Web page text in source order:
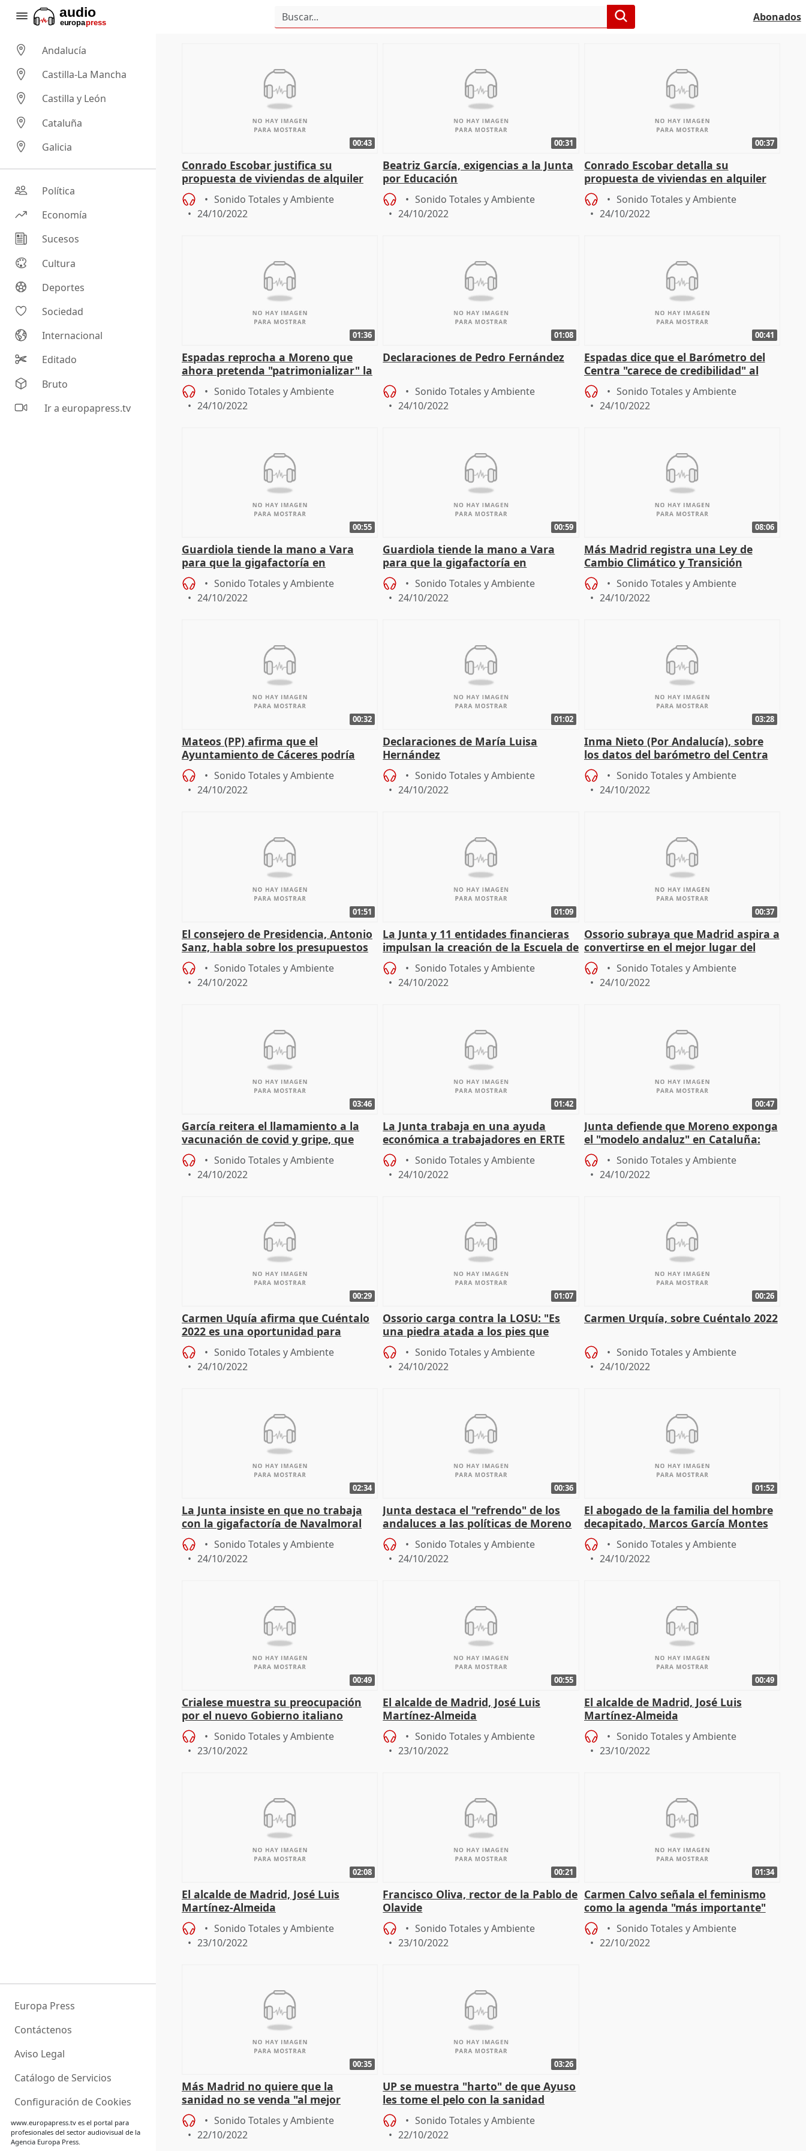
Abonados
Andalucía
Castilla-La Mancha
Castilla y León
Cataluña
Galicia
Política
Economía
Sucesos
Cultura
Deportes
Sociedad
Internacional
Editado
Bruto
Ir a europapress.tv
Europa Press
Contáctenos
Aviso Legal
Catálogo de Servicios
Configuración de Cookies
www.europapress.tves el portal para
profesionales del sector audiovisual de la
Agencia Europa Press.
00:43
Conrado Escobar justifica su
propuesta de viviendas de alquiler
para jóvenes en La Villanueva
Sonido Totales y Ambiente
24/10/2022
00:31
Beatriz García, exigencias a la Junta
por Educación
Sonido Totales y Ambiente
24/10/2022
00:37
Conrado Escobar detalla su
propuesta de viviendas en alquiler
para jóvenes en La Villanueva
Sonido Totales y Ambiente
24/10/2022
01:36
Espadas reprocha a Moreno que
ahora pretenda "patrimonializar" la
autonomía cuando la "derecha" la r
Sonido Totales y Ambiente
24/10/2022
01:08
Declaraciones de Pedro Fernández
Sonido Totales y Ambiente
24/10/2022
00:41
Espadas dice que el Barómetro del
Centra "carece de credibilidad" al
estar "supeditado a estrategia
Sonido Totales y Ambiente
24/10/2022
00:55
Guardiola tiende la mano a Vara
para que la gigafactoría en
Navalmoral de la Mata sea una
"realidad"Sonido Totales y Ambiente
24/10/2022
00:59
Guardiola tiende la mano a Vara
para que la gigafactoría en
Navalmoral de la Mata sea una
"realidad"Sonido Totales y Ambiente
24/10/2022
08:06
Más Madrid registra una Ley de
Cambio Climático y Transición
Ecológica
Sonido Totales y Ambiente
24/10/2022
00:32
Mateos (PP) afirma que el
Ayuntamiento de Cáceres podría
perder 7,8 millones de fondos
europeosSonido Totales y Ambiente
24/10/2022
01:02
Declaraciones de María Luisa
Hernández
Sonido Totales y Ambiente
24/10/2022
03:28
Inma Nieto (Por Andalucía), sobre
los datos del barómetro del Centra
Sonido Totales y Ambiente
24/10/2022
01:51
El consejero de Presidencia, Antonio
Sanz, habla sobre los presupuestos
de la Junta para 2023
Sonido Totales y Ambiente
24/10/2022
01:09
La Junta y 11 entidades financieras
impulsan la creación de la Escuela de
Financiación Empresarial
Sonido Totales y Ambiente
24/10/2022
00:37
Ossorio subraya que Madrid aspira a
convertirse en el mejor lugar del
mundo para enseñar el español
Sonido Totales y Ambiente
24/10/2022
03:46
García reitera el llamamiento a la
vacunación de covid y gripe, que
viene "más adelantada y fuerte"
Sonido Totales y Ambiente
24/10/2022
01:42
La Junta trabaja en una ayuda
económica a trabajadores en ERTE
que no alcancen el salario mínimo
Sonido Totales y Ambiente
24/10/2022
00:47
Junta defiende que Moreno exponga
el "modelo andaluz" en Cataluña:
"No se trata de una visita agresi
Sonido Totales y Ambiente
24/10/2022
00:29
Carmen Uquía afirma que Cuéntalo
2022 es una oportunidad para
Logroño
Sonido Totales y Ambiente
24/10/2022
01:07
Ossorio carga contra la LOSU: "Es
una piedra atada a los pies que
lastra el despegue de las universi
Sonido Totales y Ambiente
24/10/2022
00:26
Carmen Urquía, sobre Cuéntalo 2022
Sonido Totales y Ambiente
24/10/2022
02:34
La Junta insiste en que no trabaja
con la gigafactoría de Navalmoral
"con horizonte PERTE"
Sonido Totales y Ambiente
24/10/2022
00:36
Junta destaca el "refrendo" de los
andaluces a las políticas de Moreno
que refleja el barómetro del
Sonido Totales y Ambiente
24/10/2022
01:52
El abogado de la familia del hombre
decapitado, Marcos García Montes
Sonido Totales y Ambiente
24/10/2022
00:49
Crialese muestra su preocupación
por el nuevo Gobierno italiano
Sonido Totales y Ambiente
23/10/2022
00:55
El alcalde de Madrid, José Luis
Martínez-Almeida
Sonido Totales y Ambiente
23/10/2022
00:49
El alcalde de Madrid, José Luis
Martínez-Almeida
Sonido Totales y Ambiente
23/10/2022
02:08
El alcalde de Madrid, José Luis
Martínez-Almeida
Sonido Totales y Ambiente
23/10/2022
00:21
Francisco Oliva, rector de la Pablo de
Olavide
Sonido Totales y Ambiente
23/10/2022
01:34
Carmen Calvo señala el feminismo
como la agenda "más importante"
para el socialismo
Sonido Totales y Ambiente
22/10/2022
00:35
Más Madrid no quiere que la
sanidad no se venda "al mejor
postor"
Sonido Totales y Ambiente
22/10/2022
03:26
UP se muestra "harto" de que Ayuso
les tome el pelo con la sanidad
Sonido Totales y Ambiente
22/10/2022